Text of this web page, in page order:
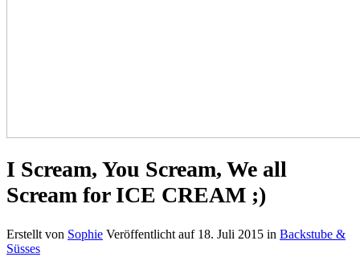
I Scream, You Scream, We all
Scream for ICE CREAM ;)
Erstellt von Sophie Veröffentlicht auf 18. Juli 2015 in Backstube &
Süsses